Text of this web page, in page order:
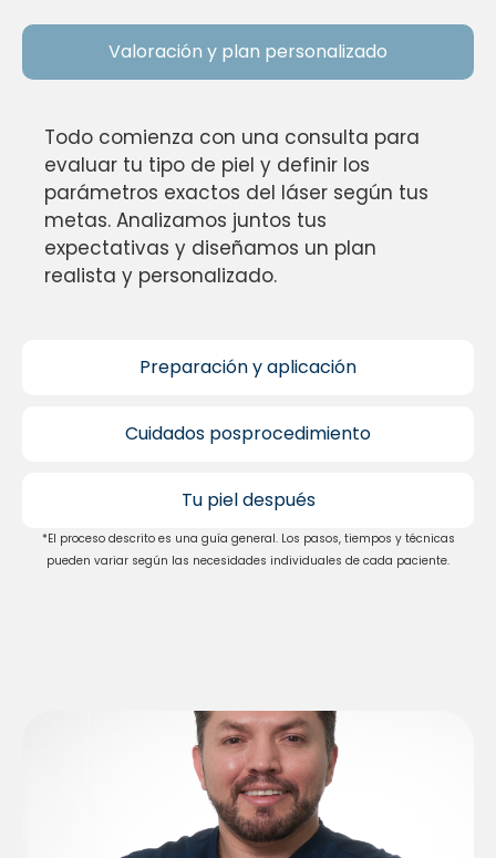
Valoración y plan personalizado
Preparación y aplicación
Cuidados posprocedimiento
Tu piel después
Todo comienza con una consulta para
evaluar tu tipo de piel y definir los
parámetros exactos del láser según tus
metas. Analizamos juntos tus
expectativas y diseñamos un plan
realista y personalizado.
*El proceso descrito es una guía general. Los pasos, tiempos y técnicas
pueden variar según las necesidades individuales de cada paciente.